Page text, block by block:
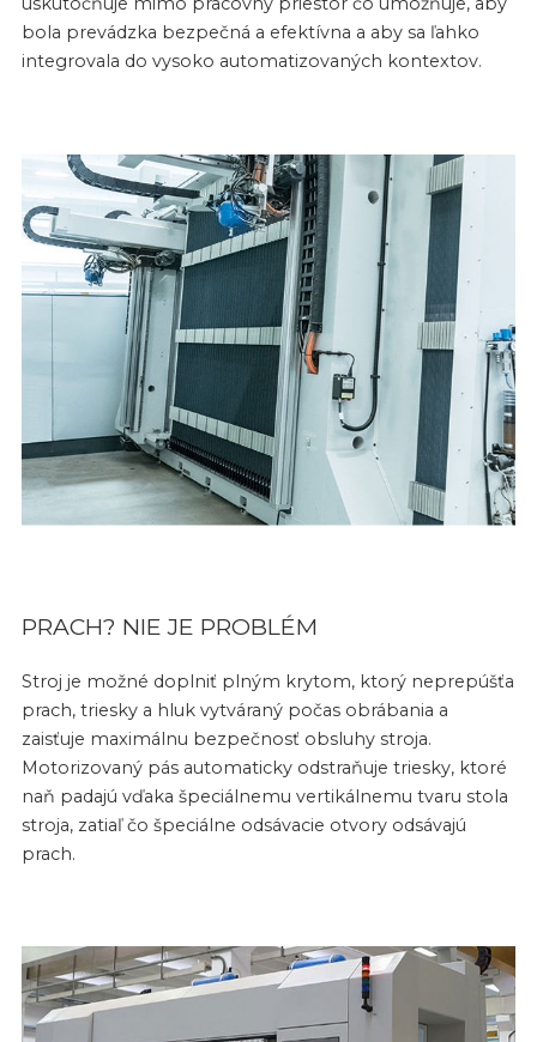
bola prevádzka bezpečná a efektívna a aby sa ľahko
integrovala do vysoko automatizovaných kontextov.
PRACH? NIE JE PROBLÉM
Stroj je možné doplniť plným krytom, ktorý neprepúšťa
prach, triesky a hluk vytváraný počas obrábania a
zaisťuje maximálnu bezpečnosť obsluhy stroja.
Motorizovaný pás automaticky odstraňuje triesky, ktoré
naň padajú vďaka špeciálnemu vertikálnemu tvaru stola
stroja, zatiaľ čo špeciálne odsávacie otvory odsávajú
prach.